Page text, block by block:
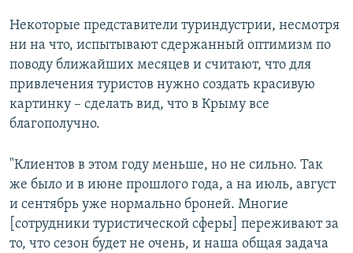
Некоторые представители туриндустрии, несмотря
ни на что, испытывают сдержанный оптимизм по
поводу ближайших месяцев и считают, что для
привлечения туристов нужно создать красивую
картинку – сделать вид, что в Крыму все
благополучно.
"Клиентов в этом году меньше, но не сильно. Так
же было и в июне прошлого года, а на июль, август
и сентябрь уже нормально броней. Многие
[сотрудники туристической сферы] переживают за
то, что сезон будет не очень, и наша общая задача